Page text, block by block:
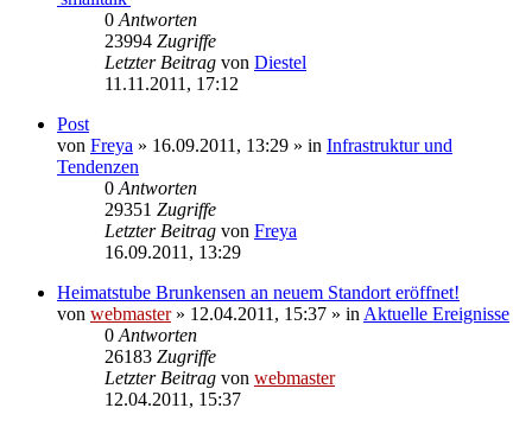
0 Antworten
23994 Zugriffe
Letzter Beitrag von Diestel
11.11.2011, 17:12
Post
von Freya » 16.09.2011, 13:29 » in Infrastruktur und
Tendenzen
0 Antworten
29351 Zugriffe
Letzter Beitrag von Freya
16.09.2011, 13:29
Heimatstube Brunkensen an neuem Standort eröffnet!
von webmaster» 12.04.2011, 15:37 » in Aktuelle Ereignisse
0 Antworten
26183 Zugriffe
Letzter Beitrag von webmaster
12.04.2011, 15:37